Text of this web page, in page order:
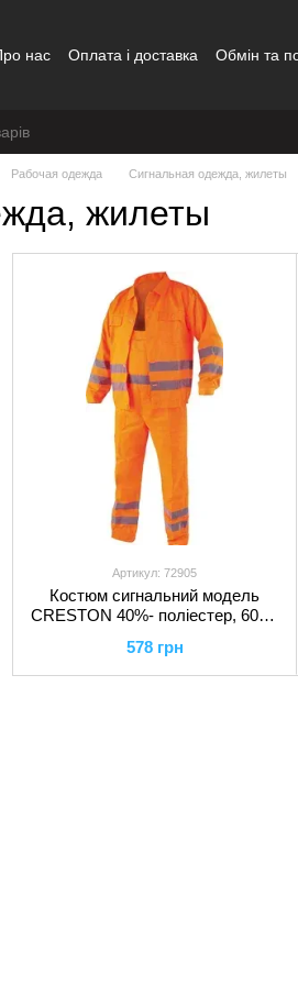
нас Оплата і доставка Обмін та
Рабочая одежда Сигнальная одежда, жилеты
жилеты
Артикул: 72905
Костюм сигнальний модель
CRESTON 40%- поліестер, 60%-
VOREL
578 грн